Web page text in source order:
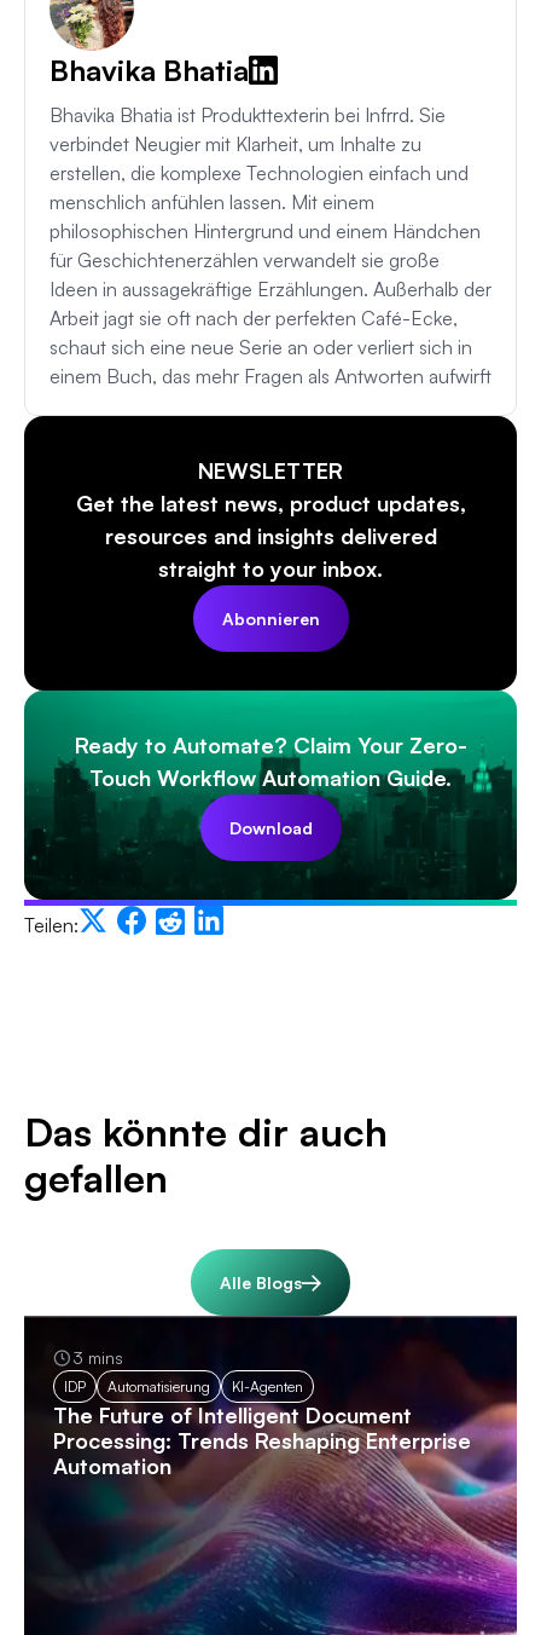
Bhavika Bhatia
Bhavika Bhatia ist Produkttexterin bei Infrrd. Sie
verbindet Neugier mit Klarheit, um Inhalte zu
erstellen, die komplexe Technologien einfach und
menschlich anfühlen lassen. Mit einem
philosophischen Hintergrund und einem Händchen
für Geschichtenerzählen verwandelt sie große
Ideen in aussagekräftige Erzählungen. Außerhalb der
Arbeit jagt sie oft nach der perfekten Café-Ecke,
schaut sich eine neue Serie an oder verliert sich in
einem Buch, das mehr Fragen als Antworten aufwirft
NEWSLETTER
Get the latest news, product updates,
resources and insights delivered
straight to your inbox.
Abonnieren
Ready to Automate? Claim Your Zero-
Touch Workflow Automation Guide.
Download
Teilen:
Das könnte dir auch
gefallen
Alle Blogs
3 mins
IDP Automatisierung KI-Agenten
The Future of Intelligent Document
Processing: Trends Reshaping Enterprise
Automation